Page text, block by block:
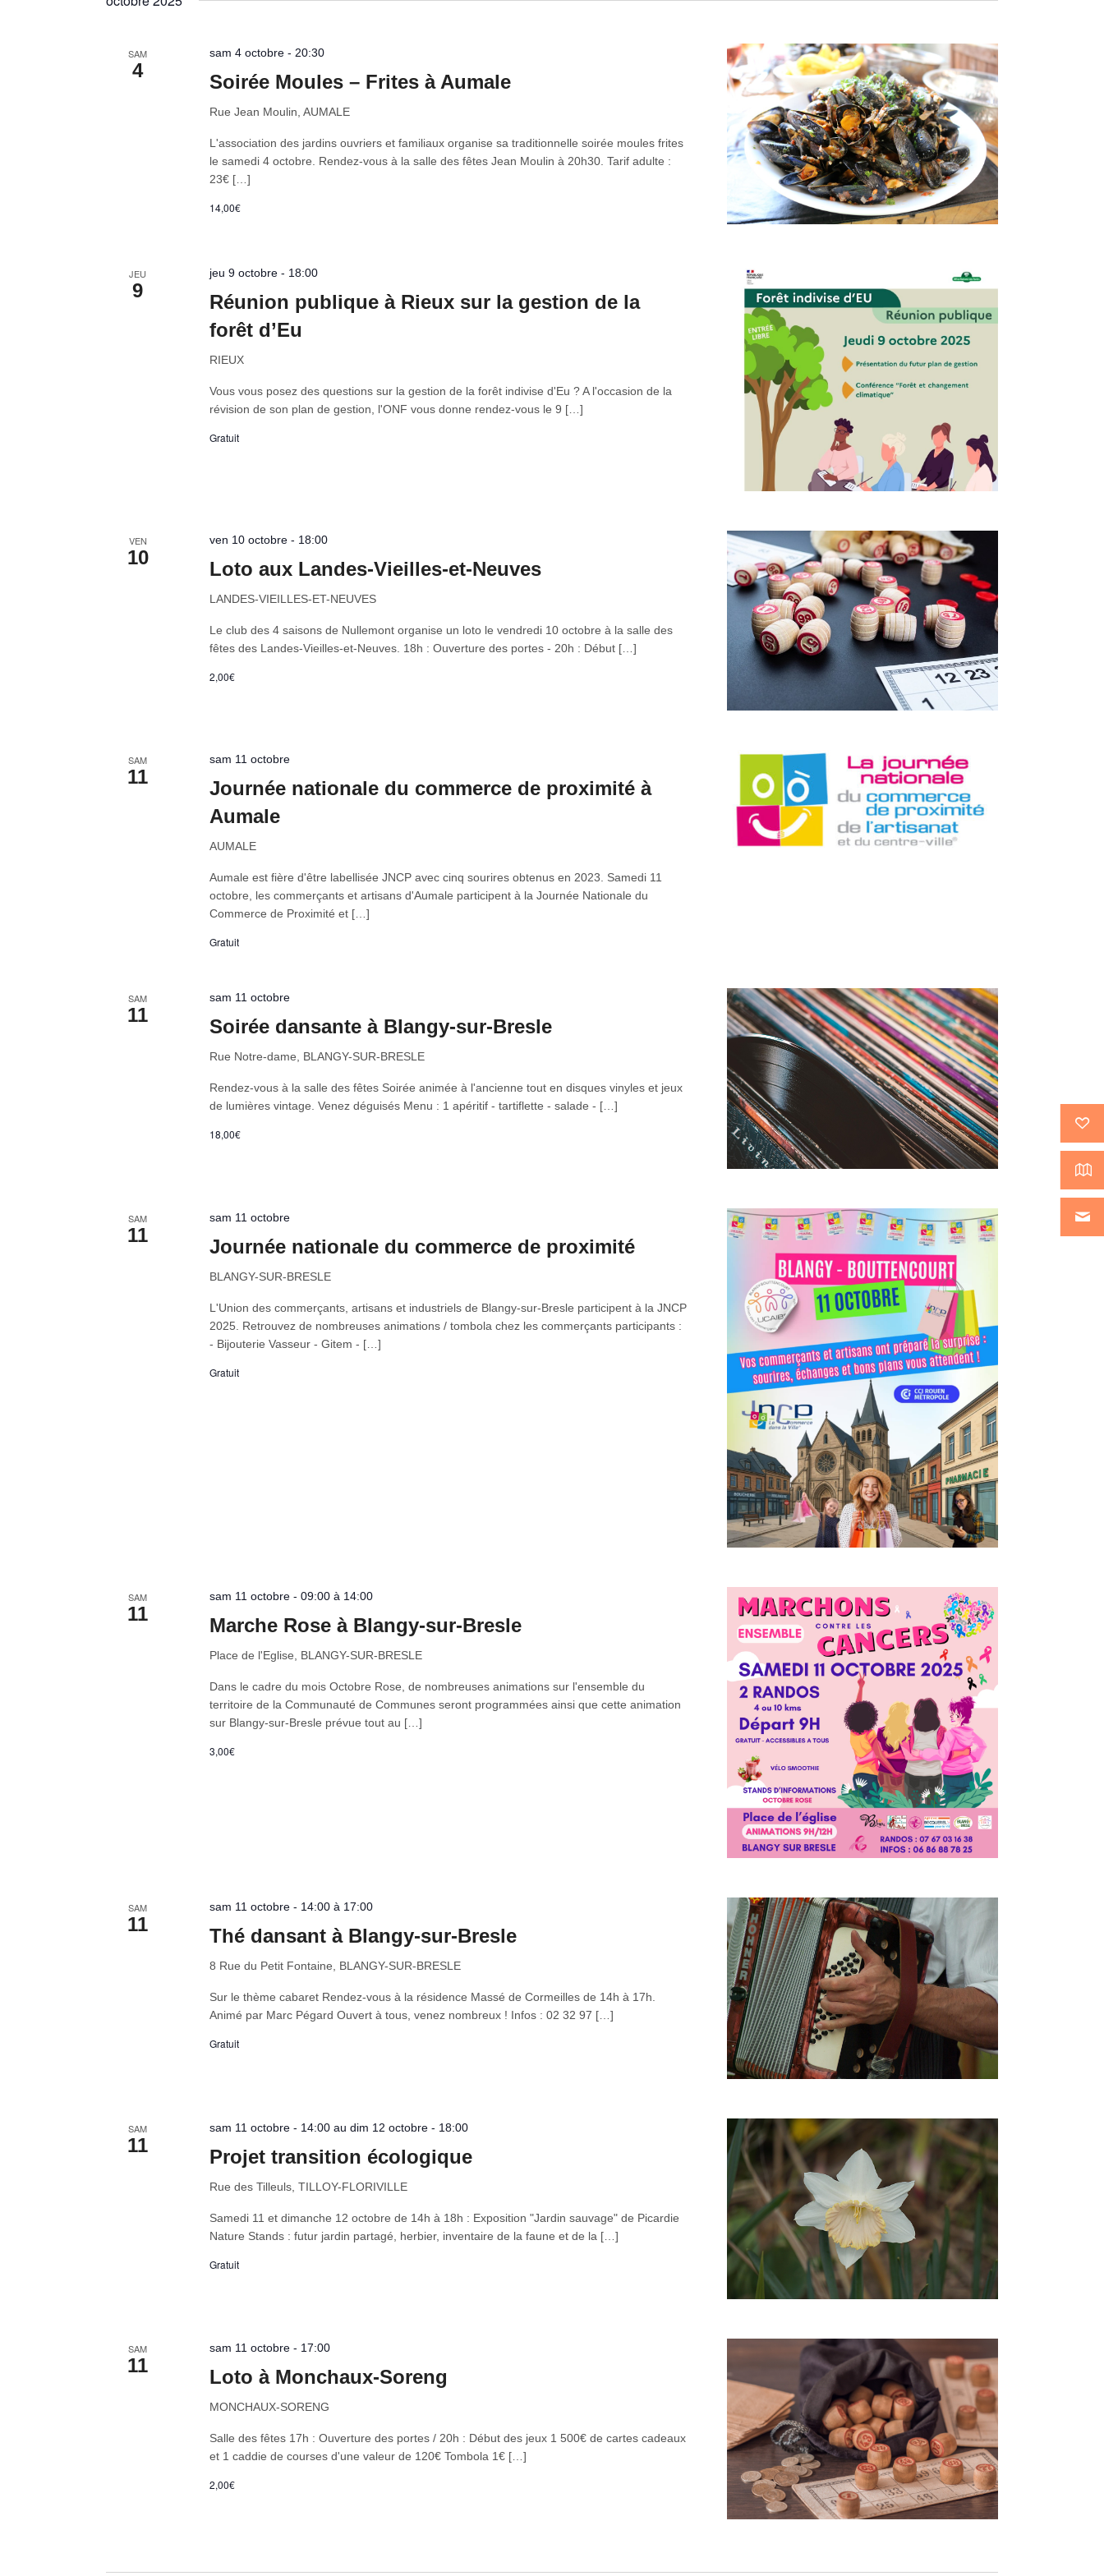
clé.
SAM
4
sam 4 octobre - 20:30
Soirée Moules – Frites à Aumale
Rue Jean Moulin, AUMALE
L'association des jardins ouvriers et familiaux organise sa traditionnelle soirée moules frites
le samedi 4 octobre. Rendez-vous à la salle des fêtes Jean Moulin à 20h30. Tarif adulte :
23€ […]
14,00€
JEU
9
jeu 9 octobre - 18:00
Réunion publique à Rieux sur la gestion de la
forêt d’Eu
RIEUX
Vous vous posez des questions sur la gestion de la forêt indivise d'Eu ? A l'occasion de la
révision de son plan de gestion, l'ONF vous donne rendez-vous le 9 […]
Gratuit
VEN
10
ven 10 octobre - 18:00
Loto aux Landes-Vieilles-et-Neuves
LANDES-VIEILLES-ET-NEUVES
Le club des 4 saisons de Nullemont organise un loto le vendredi 10 octobre à la salle des
fêtes des Landes-Vieilles-et-Neuves. 18h : Ouverture des portes - 20h : Début […]
2,00€
SAM
11
sam 11 octobre
Journée nationale du commerce de proximité à
Aumale
AUMALE
Aumale est fière d'être labellisée JNCP avec cinq sourires obtenus en 2023. Samedi 11
octobre, les commerçants et artisans d'Aumale participent à la Journée Nationale du
Commerce de Proximité et […]
Gratuit
SAM
11
sam 11 octobre
Soirée dansante à Blangy-sur-Bresle
Rue Notre-dame, BLANGY-SUR-BRESLE
Rendez-vous à la salle des fêtes Soirée animée à l'ancienne tout en disques vinyles et jeux
de lumières vintage. Venez déguisés Menu : 1 apéritif - tartiflette - salade - […]
18,00€
SAM
11
sam 11 octobre
Journée nationale du commerce de proximité
BLANGY-SUR-BRESLE
L'Union des commerçants, artisans et industriels de Blangy-sur-Bresle participent à la JNCP
2025. Retrouvez de nombreuses animations / tombola chez les commerçants participants :
- Bijouterie Vasseur - Gitem - […]
Gratuit
SAM
11
sam 11 octobre - 09:00 à 14:00
Marche Rose à Blangy-sur-Bresle
Place de l'Eglise, BLANGY-SUR-BRESLE
Dans le cadre du mois Octobre Rose, de nombreuses animations sur l'ensemble du
territoire de la Communauté de Communes seront programmées ainsi que cette animation
sur Blangy-sur-Bresle prévue tout au […]
3,00€
SAM
11
sam 11 octobre - 14:00 à 17:00
Thé dansant à Blangy-sur-Bresle
8 Rue du Petit Fontaine, BLANGY-SUR-BRESLE
Sur le thème cabaret Rendez-vous à la résidence Massé de Cormeilles de 14h à 17h.
Animé par Marc Pégard Ouvert à tous, venez nombreux ! Infos : 02 32 97 […]
Gratuit
SAM
11
sam 11 octobre - 14:00 au dim 12 octobre - 18:00
Projet transition écologique
Rue des Tilleuls, TILLOY-FLORIVILLE
Samedi 11 et dimanche 12 octobre de 14h à 18h : Exposition "Jardin sauvage" de Picardie
Nature Stands : futur jardin partagé, herbier, inventaire de la faune et de la […]
Gratuit
SAM
11
sam 11 octobre - 17:00
Loto à Monchaux-Soreng
MONCHAUX-SORENG
Salle des fêtes 17h : Ouverture des portes / 20h : Début des jeux 1 500€ de cartes cadeaux
et 1 caddie de courses d'une valeur de 120€ Tombola 1€ […]
2,00€